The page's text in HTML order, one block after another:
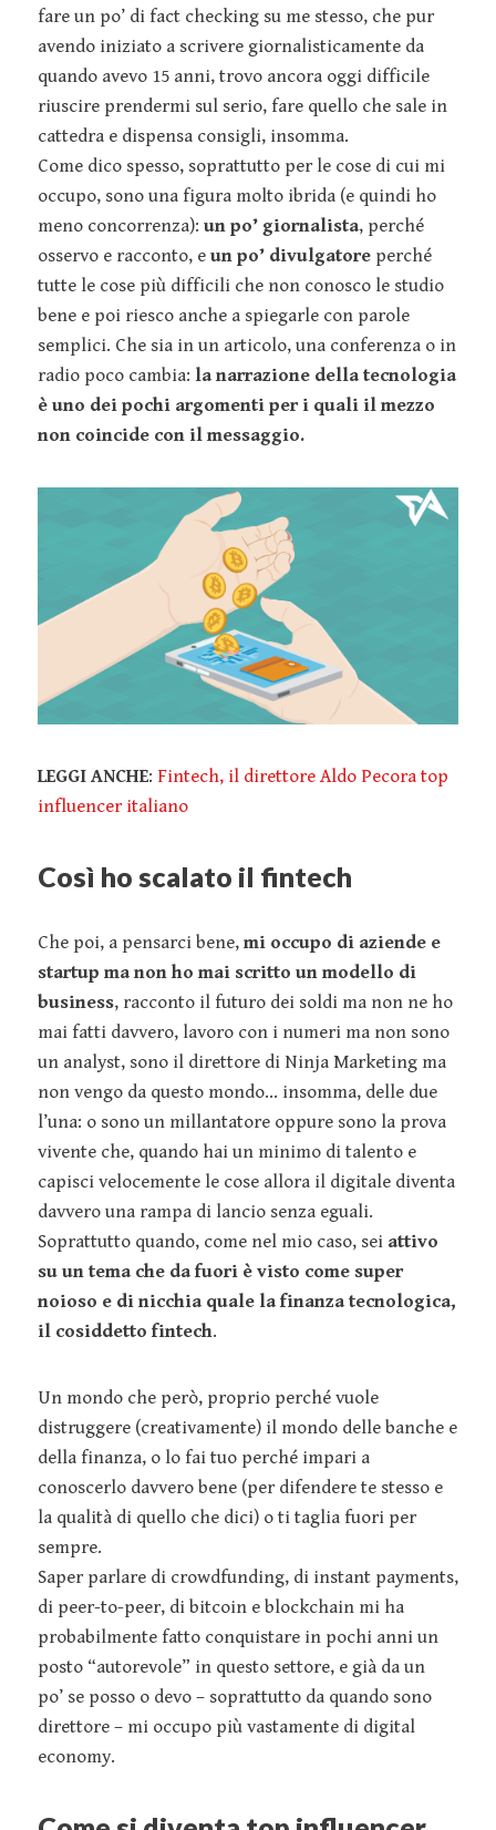
fare un po’ di fact checking su me stesso, che pur
avendo iniziato a scrivere giornalisticamente da
quando avevo 15 anni, trovo ancora oggi difficile
riuscire prendermi sul serio, fare quello che sale in
cattedra e dispensa consigli, insomma.
Come dico spesso, soprattutto per le cose di cui mi
occupo, sono una figura molto ibrida (e quindi ho
meno concorrenza): un po’ giornalista, perché
osservo e racconto, e un po’ divulgatore perché
tutte le cose più difficili che non conosco le studio
bene e poi riesco anche a spiegarle con parole
semplici. Che sia in un articolo, una conferenza o in
radio poco cambia: la narrazione della tecnologia
è uno dei pochi argomenti per i quali il mezzo
non coincide con il messaggio.
LEGGI ANCHE: Fintech, il direttore Aldo Pecora top
influencer italiano
Così ho scalato il fintech
Che poi, a pensarci bene, mi occupo di aziende e
startup ma non ho mai scritto un modello di
business, racconto il futuro dei soldi ma non ne ho
mai fatti davvero, lavoro con i numeri ma non sono
un analyst, sono il direttore di Ninja Marketing ma
non vengo da questo mondo... insomma, delle due
l’una: o sono un millantatore oppure sono la prova
vivente che, quando hai un minimo di talento e
capisci velocemente le cose allora il digitale diventa
davvero una rampa di lancio senza eguali.
Soprattutto quando, come nel mio caso, sei attivo
su un tema che da fuori è visto come super
noioso e di nicchia quale la finanza tecnologica,
il cosiddetto fintech.
Un mondo che però, proprio perché vuole
distruggere (creativamente) il mondo delle banche e
della finanza, o lo fai tuo perché impari a
conoscerlo davvero bene (per difendere te stesso e
la qualità di quello che dici) o ti taglia fuori per
sempre.
Saper parlare di crowdfunding, di instant payments,
di peer-to-peer, di bitcoin e blockchain mi ha
probabilmente fatto conquistare in pochi anni un
posto “autorevole” in questo settore, e già da un
po’ se posso o devo – soprattutto da quando sono
direttore – mi occupo più vastamente di digital
economy.